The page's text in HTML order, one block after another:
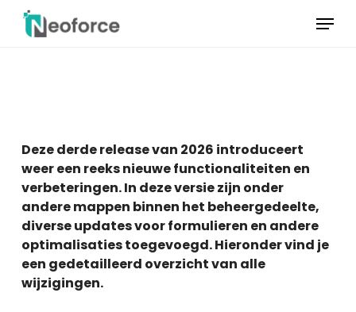
Overslaan
naar
Menu
Deze derde release van 2026 introduceert
weer een reeks nieuwe functionaliteiten en
verbeteringen. In deze versie zijn onder
andere mappen binnen het beheergedeelte,
diverse updates voor formulieren en andere
optimalisaties toegevoegd. Hieronder vind je
een gedetailleerd overzicht van alle
wijzigingen.